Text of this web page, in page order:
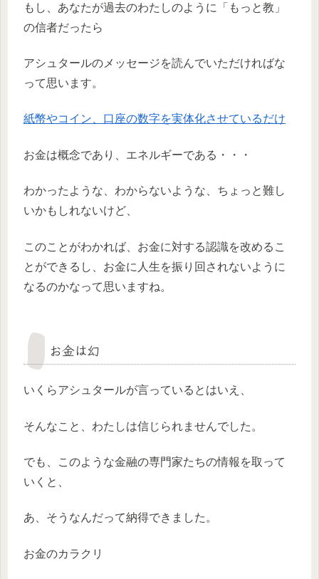
もし、あなたが過去のわたしのように「もっと教」
の信者だったら
アシュタールのメッセージを読んでいただければな
って思います。
紙幣やコイン、口座の数字を実体化させているだけ
お金は概念であり、エネルギーである・・・
わかったような、わからないような、ちょっと難し
いかもしれないけど、
このことがわかれば、お金に対する認識を改めるこ
とができるし、お金に人生を振り回されないように
なるのかなって思いますね。
お金は幻
いくらアシュタールが言っているとはいえ、
そんなこと、わたしは信じられませんでした。
でも、このような金融の専門家たちの情報を取って
いくと、
あ、そうなんだって納得できました。
お金のカラクリ